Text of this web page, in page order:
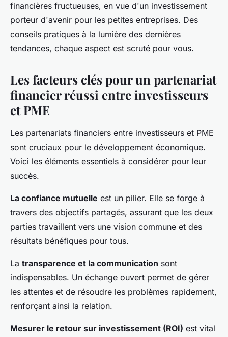
financières fructueuses, en vue d'un investissement
porteur d'avenir pour les petites entreprises. Des
conseils pratiques à la lumière des dernières
tendances, chaque aspect est scruté pour vous.
Les facteurs clés pour un partenariat
financier réussi entre investisseurs
et PME
Les partenariats financiers entre investisseurs et PME
sont cruciaux pour le développement économique.
Voici les éléments essentiels à considérer pour leur
succès.
La confiance mutuelle est un pilier. Elle se forge à
travers des objectifs partagés, assurant que les deux
parties travaillent vers une vision commune et des
résultats bénéfiques pour tous.
La transparence et la communication sont
indispensables. Un échange ouvert permet de gérer
les attentes et de résoudre les problèmes rapidement,
renforçant ainsi la relation.
Mesurer le retour sur investissement (ROI) est vital